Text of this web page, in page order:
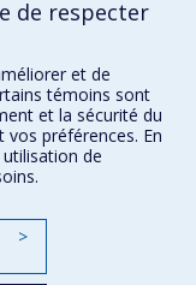
Université de
Montréal
de respecter
et de
témoins sont
et la sécurité du
vos préférences. En
de
>